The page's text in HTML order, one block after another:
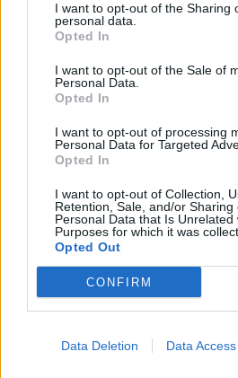
I want to opt-out of the Sharing
personal data.
Opted In
I want to opt-out of the Sale of
Personal Data.
Opted In
I want to opt-out of processing
Personal Data for Targeted
Opted In
I want to opt-out of Collection,
Retention, Sale, and/or Sharing
Personal Data that Is Unrelated
Purposes for which it was
Opted Out
CONFIRM
Data Deletion Data Access
·Ludzie
Co wiemy na temat
politycznych róż...
Który słynny mąż stanu